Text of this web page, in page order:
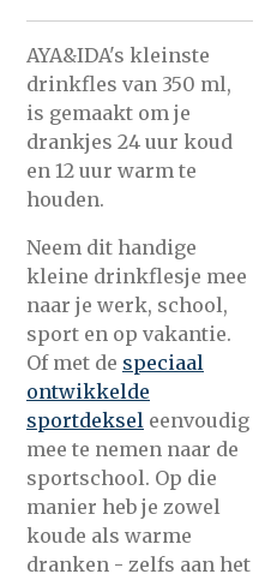
AYA&IDA's kleinste
drinkfles van 350 ml,
is gemaakt om je
drankjes 24 uur koud
en 12 uur warm te
houden.
Neem dit handige
kleine drinkflesje mee
naar je werk, school,
sport en op vakantie.
Of met de speciaal
ontwikkelde
sportdeksel eenvoudig
mee te nemen naar de
sportschool. Op die
manier heb je zowel
koude als warme
dranken - zelfs aan het